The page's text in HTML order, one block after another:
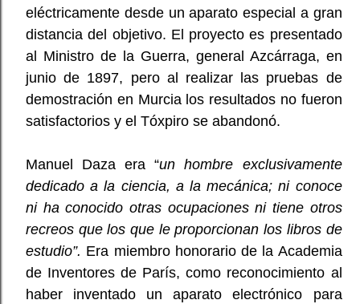
eléctricamente desde un aparato especial a gran
distancia del objetivo. El proyecto es presentado
al Ministro de la Guerra, general Azcárraga, en
junio de 1897, pero al realizar las pruebas de
demostración en Murcia los resultados no fueron
satisfactorios y el Tóxpiro se abandonó.
Manuel Daza era “un hombre exclusivamente
dedicado a la ciencia, a la mecánica; ni conoce
ni ha conocido otras ocupaciones ni tiene otros
recreos que los que le proporcionan los libros de
estudio”. Era miembro honorario de la Academia
de Inventores de París, como reconocimiento al
haber inventado un aparato electrónico para